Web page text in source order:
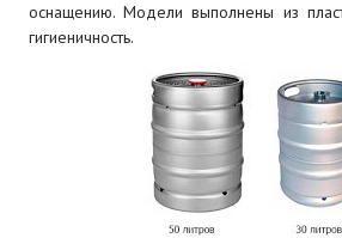
оснащению. Модели выполнены из
гигиеничность.